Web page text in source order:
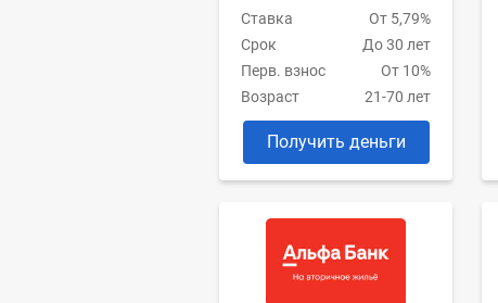
Ставка
От 5,79%
Срок
До 30 лет
Перв. взнос
От 10%
Возраст
21-70 лет
Получить деньги